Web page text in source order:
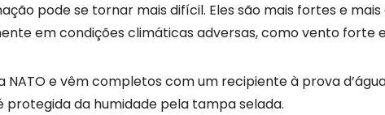
pode se tornar mais difícil. Eles são mais fortes e
em condições climáticas adversas, como vento forte
e vêm completos com um recipiente à prova
protegida da humidade pela tampa selada.